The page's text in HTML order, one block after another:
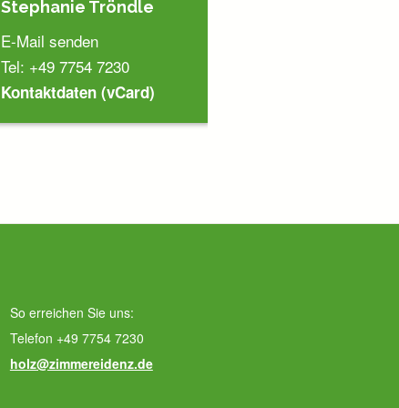
Stephanie Tröndle
E-Mail senden
Tel: +49 7754 7230
Kontaktdaten (vCard)
So erreichen Sie uns:
Telefon +49 7754 7230
holz@zimmereidenz.de